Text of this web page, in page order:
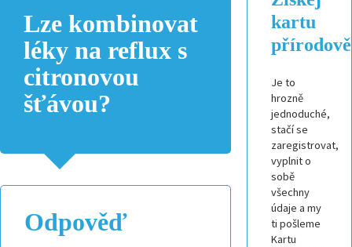
Lze kombinovat
léky na reflux s
citronovou
šťávou?
Odpověď
kartu
Je to
hrozně
jednoduché,
stačí se
zaregistrovat,
vyplnit o
sobě
všechny
údaje a my
ti pošleme
Kartu